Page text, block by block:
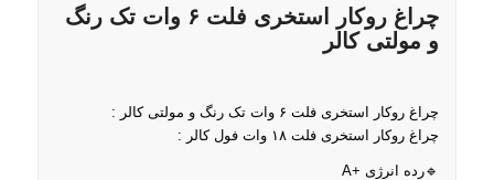
چراغ روکار استخری فلت ۶ وات تک رنگ
و مولتی کالر
چراغ روکار استخری فلت ۶ وات تک رنگ و مولتی کالر :
چراغ روکار استخری فلت ۱۸ وات فول کالر :
🔹رده انرژی +A